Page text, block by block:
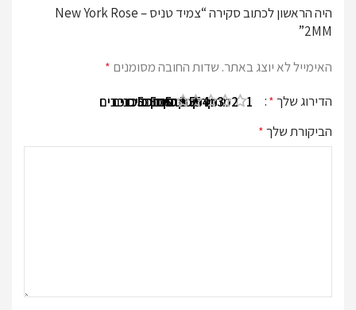
היה הראשון לכתוב סקירה “צמיד טניס New York Rose –
2MM”
האימייל לא יוצג באתר. שדות החובה מסומנים *
הדירוג שלך* 1 מתוך 5 כוכבים 2 מתוך 5 כוכבים 3 מתוך 5 כוכבים 4 מתוך 5 כוכבים 5 מתוך 5 כוכבים
הביקורת שלך*